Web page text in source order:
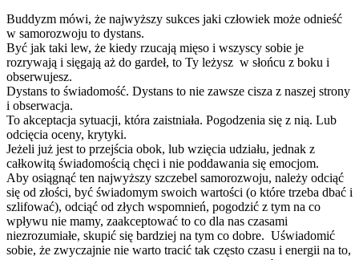
Buddyzm mówi, że najwyższy sukces jaki człowiek może odnieść
w samorozwoju to dystans.
Być jak taki lew, że kiedy rzucają mięso i wszyscy sobie je
rozrywają i sięgają aż do gardeł, to Ty leżysz w słońcu z boku i
obserwujesz.
Dystans to świadomość. Dystans to nie zawsze cisza z naszej strony
i obserwacja.
To akceptacja sytuacji, która zaistniała. Pogodzenia się z nią. Lub
odcięcia oceny, krytyki.
Jeżeli już jest to przejścia obok, lub wzięcia udziału, jednak z
całkowitą świadomością chęci i nie poddawania się emocjom.
Aby osiągnąć ten najwyższy szczebel samorozwoju, należy odciąć
się od złości, być świadomym swoich wartości (o które trzeba dbać i
szlifować), odciąć od złych wspomnień, pogodzić z tym na co
wpływu nie mamy, zaakceptować to co dla nas czasami
niezrozumiałe, skupić się bardziej na tym co dobre. Uświadomić
sobie, że zwyczajnie nie warto tracić tak często czasu i energii na to,